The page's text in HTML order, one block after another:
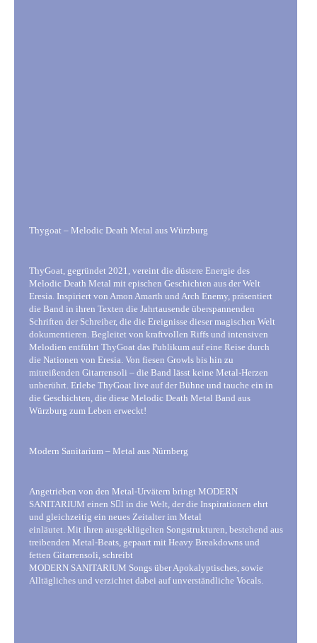
Thygoat – Melodic Death Metal aus Würzburg
ThyGoat, gegründet 2021, vereint die düstere Energie des
Melodic Death Metal mit epischen Geschichten aus der Welt
Eresia. Inspiriert von Amon Amarth und Arch Enemy, präsentiert
die Band in ihren Texten die Jahrtausende überspannenden
Schriften der Schreiber, die die Ereignisse dieser magischen Welt
dokumentieren. Begleitet von kraftvollen Riffs und intensiven
Melodien entführt ThyGoat das Publikum auf eine Reise durch
die Nationen von Eresia. Von fiesen Growls bis hin zu
mitreißenden Gitarrensoli – die Band lässt keine Metal-Herzen
unberührt. Erlebe ThyGoat live auf der Bühne und tauche ein in
die Geschichten, die diese Melodic Death Metal Band aus
Würzburg zum Leben erweckt!
Modern Sanitarium – Metal aus Nürnberg
Angetrieben von den Metal-Urvätern bringt MODERN
SANITARIUM einen S􀆟l in die Welt, der die Inspirationen ehrt
und gleichzeitig ein neues Zeitalter im Metal
einläutet. Mit ihren ausgeklügelten Songstrukturen, bestehend aus
treibenden Metal-Beats, gepaart mit Heavy Breakdowns und
fetten Gitarrensoli, schreibt
MODERN SANITARIUM Songs über Apokalyptisches, sowie
Alltägliches und verzichtet dabei auf unverständliche Vocals.